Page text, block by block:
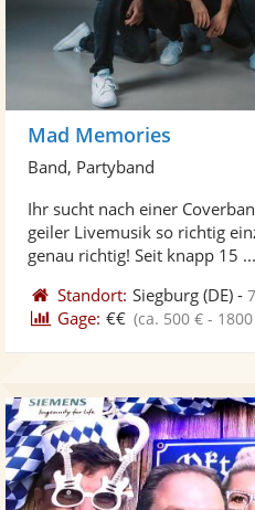
Mad Memories
Band, Partyband
Ihr sucht nach einer
geiler Livemusik so richtig
genau richtig! Seit knapp 15 ...
Standort: Siegburg (DE) -
Gage: €€ (ca. 500 € -